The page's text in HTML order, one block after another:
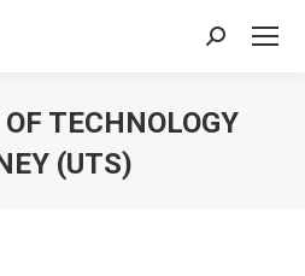
Search:
TECHNOLOGY
(UTS)